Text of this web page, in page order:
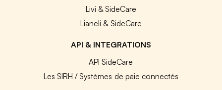
Livi & SideCare
Lianeli & SideCare
API & INTEGRATIONS
API SideCare
Les SIRH / Systèmes de paie connectés